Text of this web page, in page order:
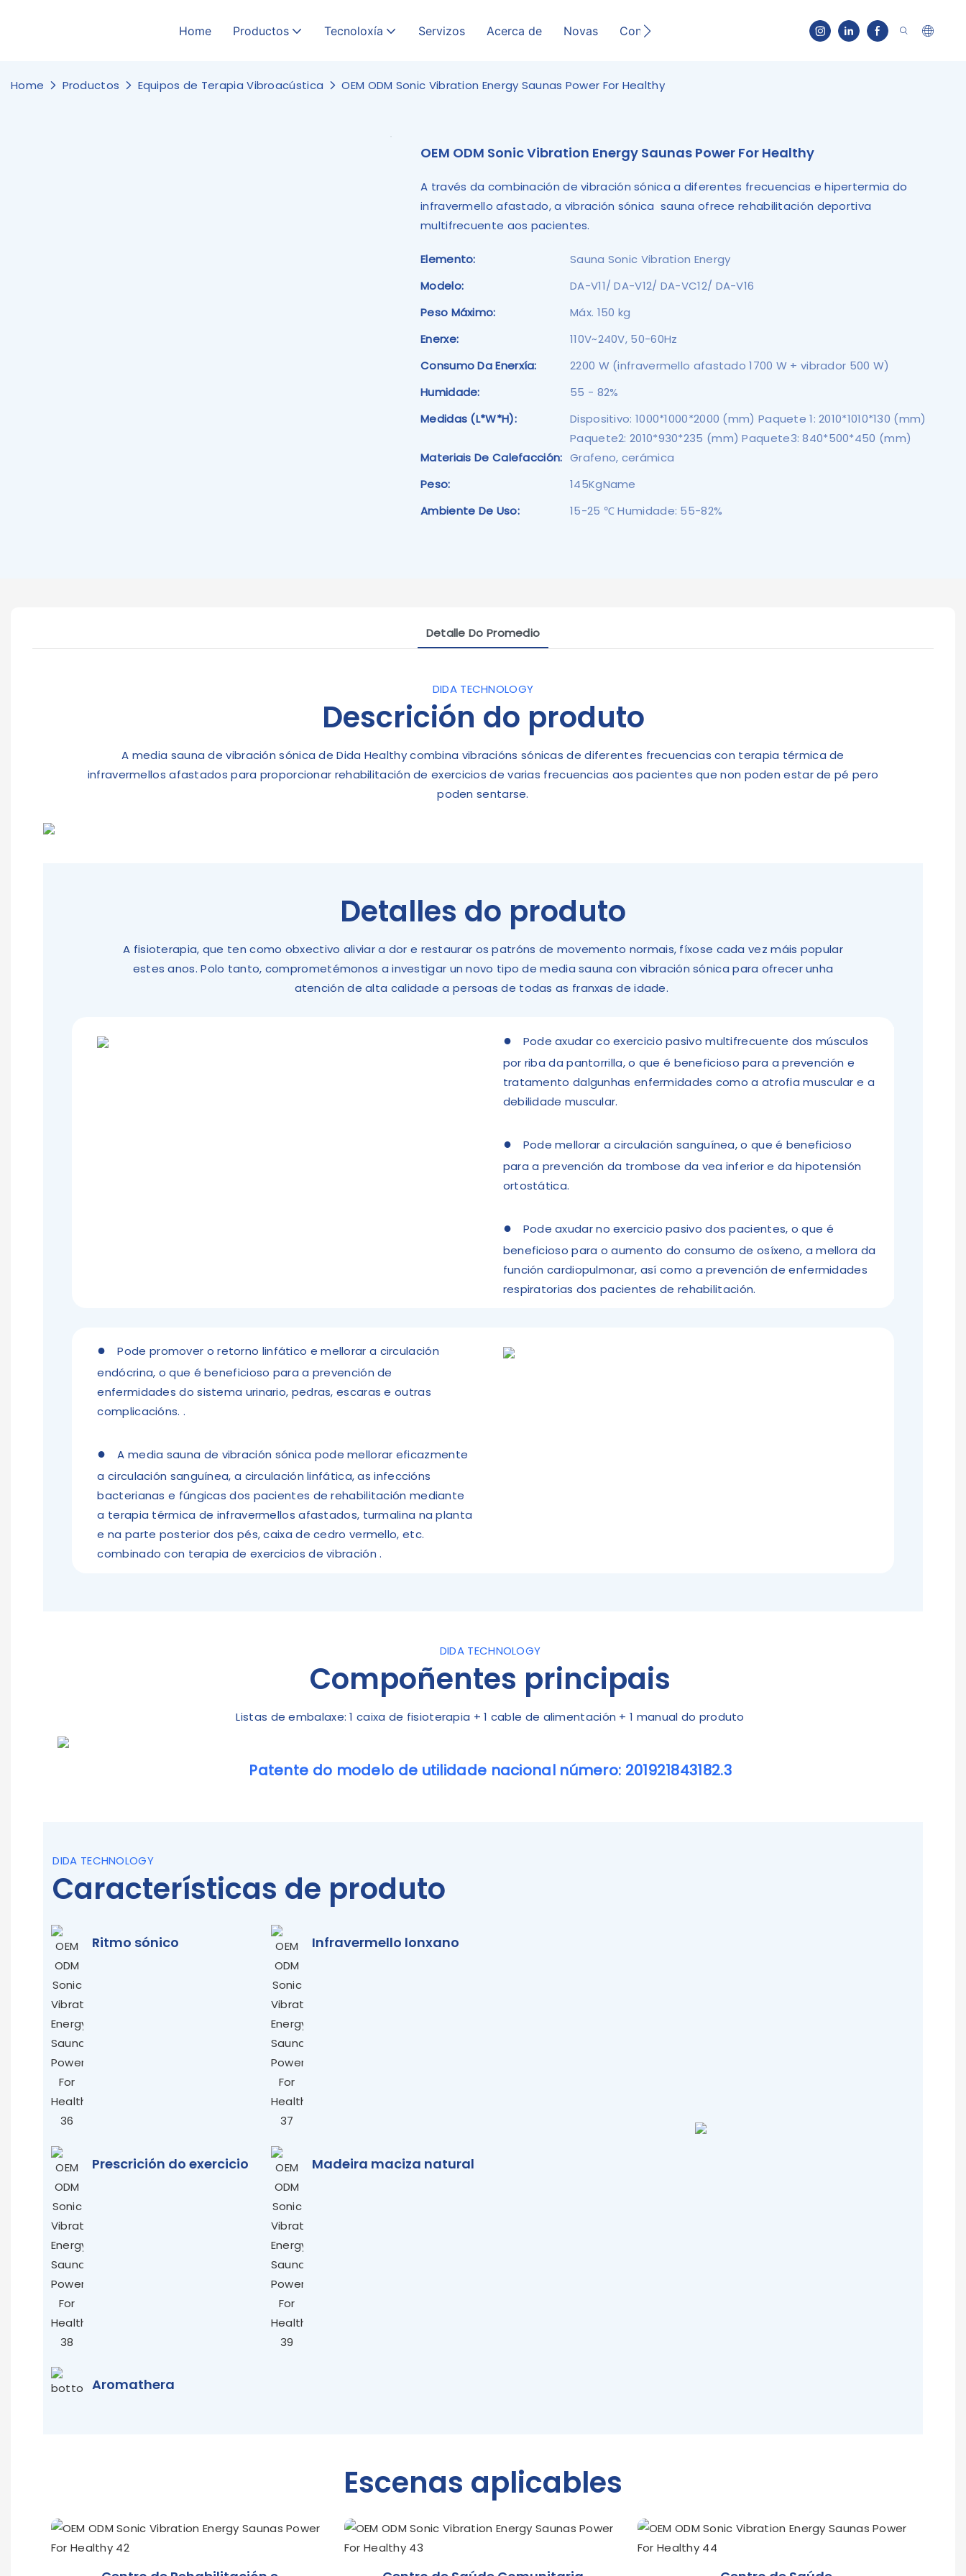
Home Productos Tecnoloxía Servizos Acerca de Novas Contacto
Home Productos Equipos de Terapia Vibroacústica OEM ODM Sonic Vibration Energy Saunas Power For Healthy
OEM ODM Sonic Vibration Energy Saunas Power For Healthy
A través da combinación de vibración sónica a diferentes frecuencias e hipertermia do
infravermello afastado, a vibración sónica sauna ofrece rehabilitación deportiva
multifrecuente aos pacientes.
Elemento:
Sauna Sonic Vibration Energy
Modelo:
DA-V11/ DA-V12/ DA-VC12/ DA-V16
Peso Máximo:
Máx. 150 kg
Enerxe:
110V~240V, 50-60Hz
Consumo Da Enerxía:
2200 W (infravermello afastado 1700 W + vibrador 500 W)
Humidade:
55 - 82%
Medidas (L*W*H):
Dispositivo: 1000*1000*2000 (mm) Paquete 1: 2010*1010*130 (mm)
Paquete2: 2010*930*235 (mm) Paquete3: 840*500*450 (mm)
Materiais De Calefacción: Grafeno, cerámica
Peso:
145KgName
Ambiente De Uso:
15-25 ℃ Humidade: 55-82%
Detalle Do Promedio
DIDA TECHNOLOGY
Descrición do produto
A media sauna de vibración sónica de Dida Healthy combina vibracións sónicas de diferentes frecuencias con terapia térmica de
infravermellos afastados para proporcionar rehabilitación de exercicios de varias frecuencias aos pacientes que non poden estar de pé pero
poden sentarse.
Detalles do produto
A fisioterapia, que ten como obxectivo aliviar a dor e restaurar os patróns de movemento normais, fíxose cada vez máis popular
estes anos. Polo tanto, comprometémonos a investigar un novo tipo de media sauna con vibración sónica para ofrecer unha
atención de alta calidade a persoas de todas as franxas de idade.
● Pode axudar co exercicio pasivo multifrecuente dos músculos
por riba da pantorrilla, o que é beneficioso para a prevención e
tratamento dalgunhas enfermidades como a atrofia muscular e a
debilidade muscular.
● Pode mellorar a circulación sanguínea, o que é beneficioso
para a prevención da trombose da vea inferior e da hipotensión
ortostática.
● Pode axudar no exercicio pasivo dos pacientes, o que é
beneficioso para o aumento do consumo de osíxeno, a mellora da
función cardiopulmonar, así como a prevención de enfermidades
respiratorias dos pacientes de rehabilitación.
●Pode promover o retorno linfático e mellorar a circulación
endócrina, o que é beneficioso para a prevención de
enfermidades do sistema urinario, pedras, escaras e outras
complicacións. .
● A media sauna de vibración sónica pode mellorar eficazmente
a circulación sanguínea, a circulación linfática, as infeccións
bacterianas e fúngicas dos pacientes de rehabilitación mediante
a terapia térmica de infravermellos afastados, turmalina na planta
e na parte posterior dos pés, caixa de cedro vermello, etc.
combinado con terapia de exercicios de vibración.
DIDA TECHNOLOGY
Compoñentes principais
Listas de embalaxe: 1 caixa de fisioterapia + 1 cable de alimentación + 1 manual do produto
Patente do modelo de utilidade nacional número: 201921843182.3
DIDA TECHNOLOGY
Características de produto
Ritmo sónico Infravermello lonxano
Prescrición do exercicio Madeira maciza natural
Aromathera
Escenas aplicables